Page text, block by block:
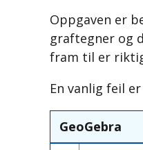
Oppgaven er
graftegner og
fram til er
En vanlig feil
GeoGebra